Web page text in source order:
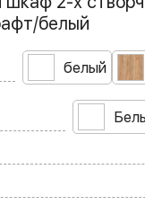
белый
белый